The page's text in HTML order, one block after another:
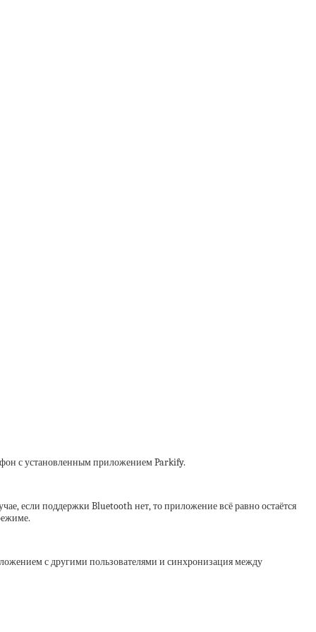
с установленным приложением Parkify.
если поддержки Bluetooth нет, то приложение всё равно остаётся
с другими пользователями и синхронизация между